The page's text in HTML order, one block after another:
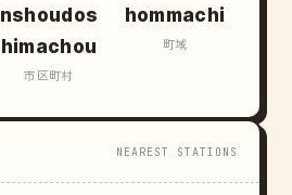
nshoudos
himachou
市区町村
hommachi
町域
NEAREST STATIONS